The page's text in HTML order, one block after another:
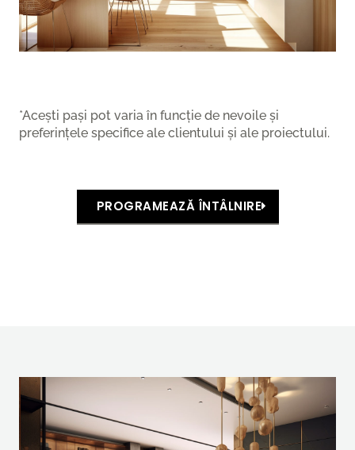
*Acești pași pot varia în funcție de nevoile și
preferințele specifice ale clientului și ale proiectului.
PROGRAMEAZĂ ÎNTÂLNIRE